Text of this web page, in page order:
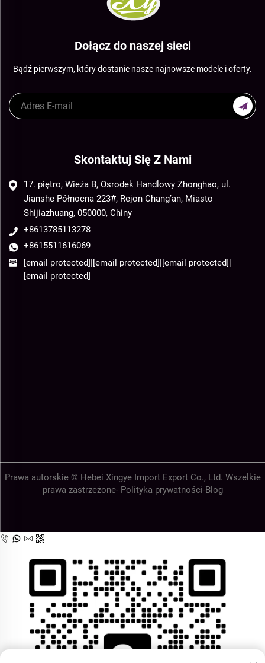
Dołącz do naszej sieci
Bądź pierwszym, który dostanie nasze najnowsze modele i oferty.
Skontaktuj Się Z Nami
17. piętro, Wieża B, Osrodek Handlowy Zhonghao, ul.
Jianshe Północna 223#, Rejon Chang’an, Miasto
Shijiazhuang, 050000, Chiny
+8613785113278
+8615511616069
[email protected]|[email protected]|[email protected]|
[email protected]
Prawa autorskie © Hebei Xingye Import Export Co., Ltd. Wszelkie
prawa zastrzeżone- Polityka prywatności-Blog